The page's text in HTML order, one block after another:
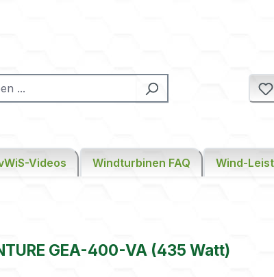
Videos Windturbinen FAQ Wind-
GEA-400-VA (435 Watt)